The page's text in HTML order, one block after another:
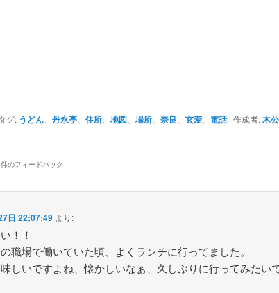
グ: うどん、 丹永亭、 住所、 地図、 場所、 奈良 玄麦、 電話 作成者:木公
のフィードバック
日 22:07:49 より:
！！
職場で働いていた頃、よくランチに行ってました。
しいですよね、懐かしいなぁ、久しぶりに行ってみたい